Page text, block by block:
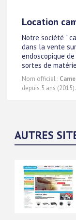
Location
Notre société "
dans la vente
endoscopique
sortes de
Nom officiel :
depuis 5 ans (2015).
AUTRES